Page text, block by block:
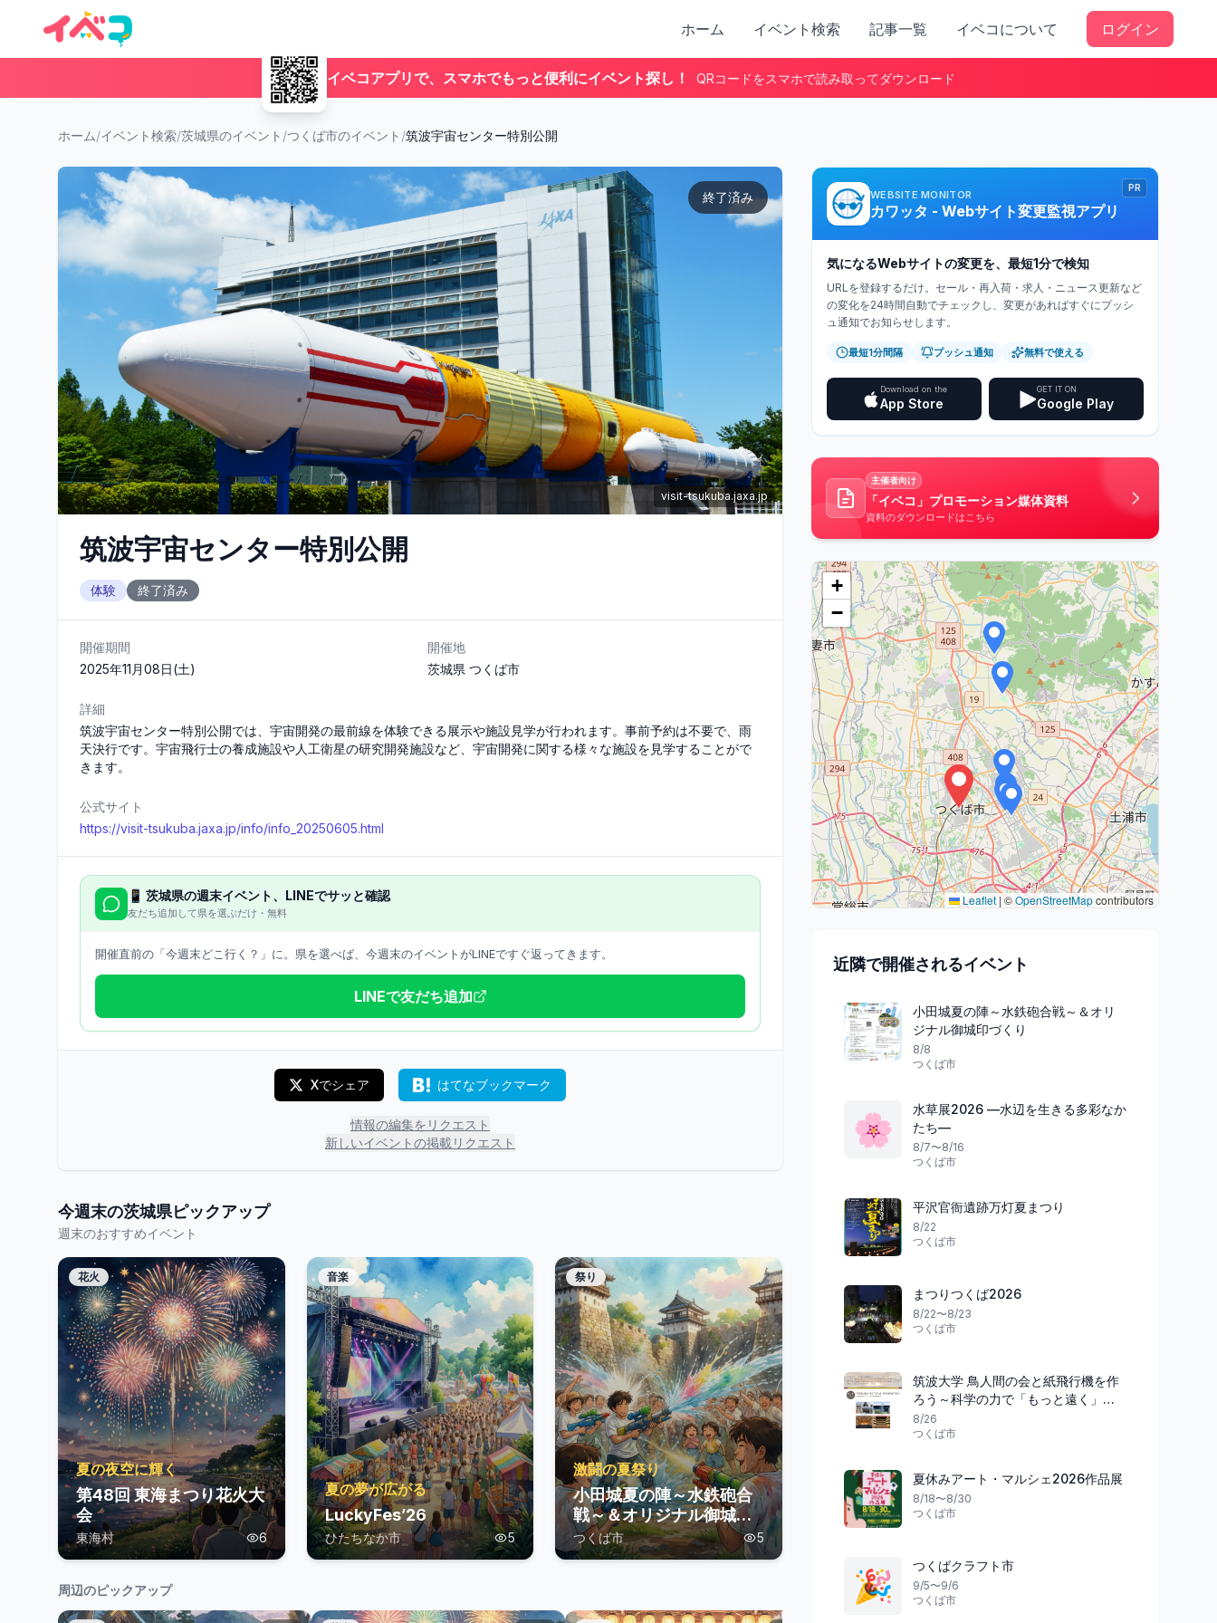
ホーム イベント検索 記事一覧 イベコについて ログイン
イベコアプリで、スマホでもっと便利にイベント探し！ QRコードをスマホで読み取ってダウンロード
ホーム/イベント検索/茨城県のイベント /つくば市のイベント /筑波宇宙センター特別公開
visit-tsukuba.jaxa.jp
終了済み
筑波宇宙センター特別公開
体験 終了済み
開催期間
2025年11月08日(土)
開催地
茨城県 つくば市
詳細
筑波宇宙センター特別公開では、宇宙開発の最前線を体験できる展示や施設見学が行われます。事前予約は不要で、雨
天決行です。宇宙飛行士の養成施設や人工衛星の研究開発施設など、宇宙開発に関する様々な施設を見学することがで
きます。
公式サイト
https://visit-tsukuba.jaxa.jp/info/info_20250605.html
📱 茨城県の週末イベント、LINEでサッと確認
友だち追加して県を選ぶだけ・無料
開催直前の「今週末どこ行く？」に。県を選べば、今週末のイベントがLINEですぐ返ってきます。
LINEで友だち追加
Xでシェア はてなブックマーク
情報の編集をリクエスト
新しいイベントの掲載リクエスト
今週末の茨城県ピックアップ
週末のおすすめイベント
花火
夏の夜空に輝く
第48回 東海まつり花火大
会
東海村 6
音楽
夏の夢が広がる
LuckyFes’26
ひたちなか市 5
祭り
激闘の夏祭り
小田城夏の陣～水鉄砲合
戦～＆オリジナル御城印
づくり
つくば市 5
周辺のピックアップ
PR
WEBSITE MONITOR
カワッタ - Webサイト変更監視アプリ
気になるWebサイトの変更を、最短1分で検知
URLを登録するだけ。セール・再入荷・求人・ニュース更新など
の変化を24時間自動でチェックし、変更があればすぐにプッシ
ュ通知でお知らせします。
最短1分間隔 プッシュ通知 無料で使える
Download on the
App Store
GET IT ON
Google Play
主催者向け
「イベコ」プロモーション媒体資料
資料のダウンロードはこちら
+
−
Leaflet | ©OpenStreetMapcontributors
近隣で開催されるイベント
小田城夏の陣～水鉄砲合戦～＆オリ
ジナル御城印づくり
8/8
つくば市
🌸
水草展2026 ―水辺を生きる多彩なか
たち―
8/7〜8/16
つくば市
平沢官衙遺跡万灯夏まつり
8/22
つくば市
まつりつくば2026
8/22〜8/23
つくば市
筑波大学 鳥人間の会と紙飛行機を作
ろう～科学の力で「もっと遠く」を
つかみ取れ！～
8/26
つくば市
夏休みアート・マルシェ2026作品展
8/18〜8/30
つくば市
🎉
つくばクラフト市
9/5〜9/6
つくば市